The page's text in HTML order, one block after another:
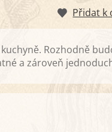
Přidat k
Rozhodně
a zároveň